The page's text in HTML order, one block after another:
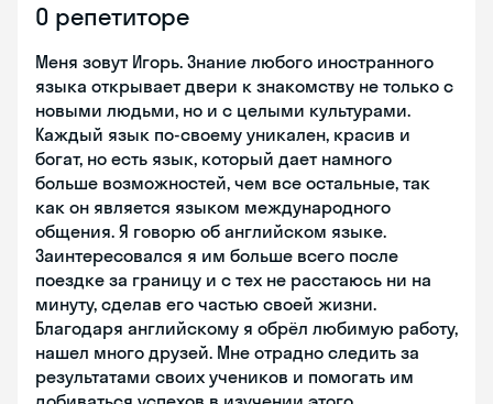
О репетиторе
Меня зовут Игорь. Знание любого иностранного
языка открывает двери к знакомству не только с
новыми людьми, но и с целыми культурами.
Каждый язык по-своему уникален, красив и
богат, но есть язык, который дает намного
больше возможностей, чем все остальные, так
как он является языком международного
общения. Я говорю об английском языке.
Заинтересовался я им больше всего после
поездке за границу и с тех не расстаюсь ни на
минуту, сделав его частью своей жизни.
Благодаря английскому я обрёл любимую работу,
нашел много друзей. Мне отрадно следить за
результатами своих учеников и помогать им